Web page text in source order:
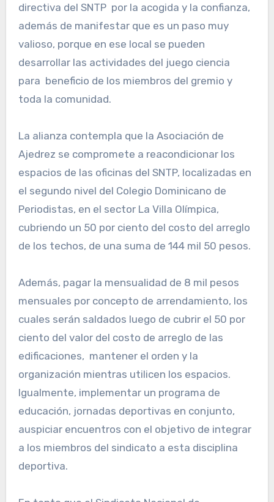
directiva del SNTP por la acogida y la confianza,
además de manifestar que es un paso muy
valioso, porque en ese local se pueden
desarrollar las actividades del juego ciencia
para beneficio de los miembros del gremio y
toda la comunidad.
La alianza contempla que la Asociación de
Ajedrez se compromete a reacondicionar los
espacios de las oficinas del SNTP, localizadas en
el segundo nivel del Colegio Dominicano de
Periodistas, en el sector La Villa Olímpica,
cubriendo un 50 por ciento del costo del arreglo
de los techos, de una suma de 144 mil 50 pesos.
Además, pagar la mensualidad de 8 mil pesos
mensuales por concepto de arrendamiento, los
cuales serán saldados luego de cubrir el 50 por
ciento del valor del costo de arreglo de las
edificaciones, mantener el orden y la
organización mientras utilicen los espacios.
Igualmente, implementar un programa de
educación, jornadas deportivas en conjunto,
auspiciar encuentros con el objetivo de integrar
a los miembros del sindicato a esta disciplina
deportiva.